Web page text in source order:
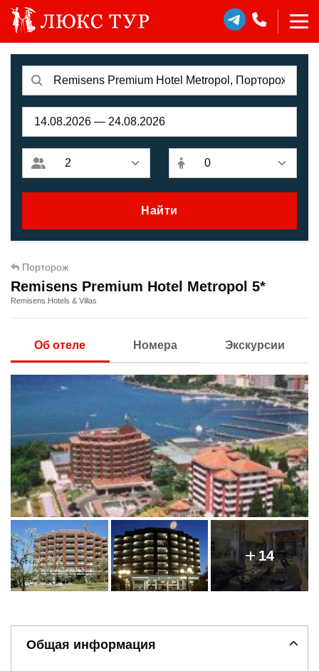
Найти
Порторож
Remisens Premium Hotel Metropol 5*
Remisens Hotels & Villas
Об отеле Номера Экскурсии
14
Общая информация